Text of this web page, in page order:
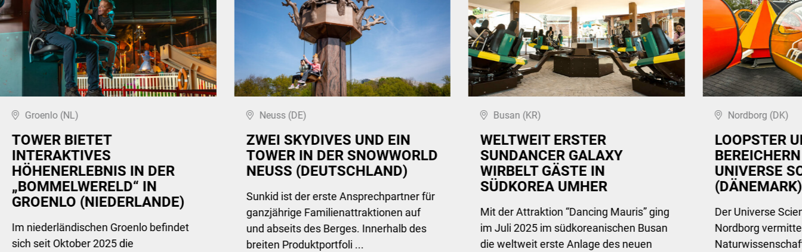
Groenlo (NL)
TOWER BIETET
INTERAKTIVES
HÖHENERLEBNIS IN DER
„BOMMELWERELD“ IN
GROENLO (NIEDERLANDE)
Im niederländischen Groenlo befindet
sich seit Oktober 2025 die
Neuss (DE)
ZWEI SKYDIVES UND EIN
TOWER IN DER SNOWWORLD
NEUSS (DEUTSCHLAND)
Sunkid ist der erste Ansprechpartner für
ganzjährige Familienattraktionen auf
und abseits des Berges. Innerhalb des
breiten Produktportfoli ...
Busan (KR)
WELTWEIT ERSTER
SUNDANCER GALAXY
WIRBELT GÄSTE IN
SÜDKOREA UMHER
Mit der Attraktion “Dancing Mauris” ging
im Juli 2025 im südkoreanischen Busan
die weltweit erste Anlage des neuen
Nordborg (DK)
LOOPSTER
UNIVERSE
(DÄNEMARK)
Der Universe
Nordborg